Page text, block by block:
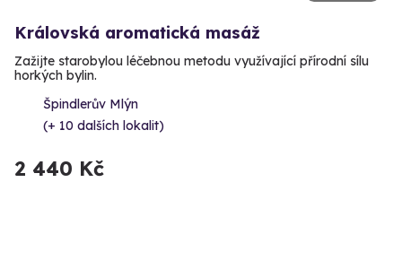
Královská aromatická masáž
Zažijte starobylou léčebnou metodu využívající přírodní sílu
horkých bylin.
Špindlerův Mlýn
(+ 10 dalších lokalit)
2 440 Kč